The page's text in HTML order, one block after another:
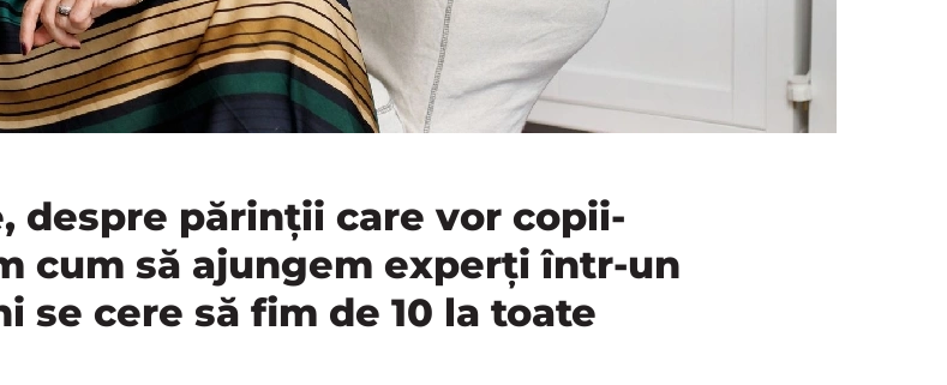
despre părinții care vor copii-
cum să ajungem experți într-un
se cere să fim de 10 la toate